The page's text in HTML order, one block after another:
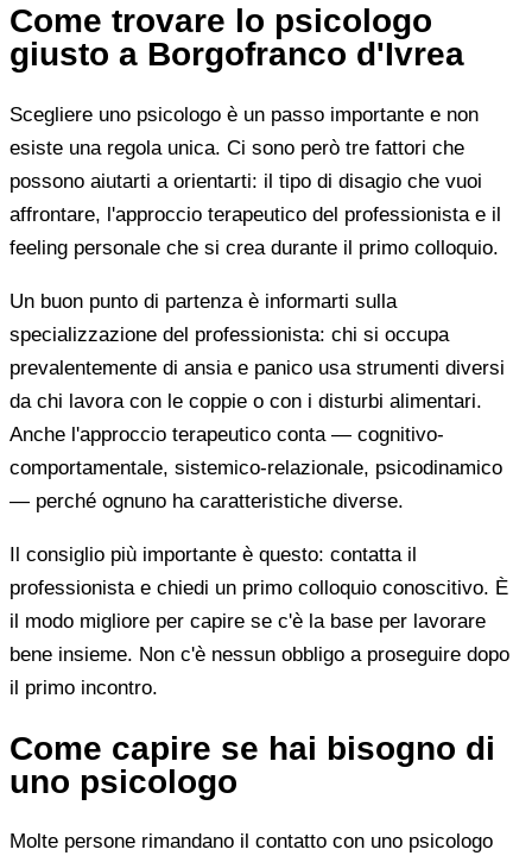
Come trovare lo psicologo
giusto a Borgofranco d'Ivrea
Scegliere uno psicologo è un passo importante e non
esiste una regola unica. Ci sono però tre fattori che
possono aiutarti a orientarti: il tipo di disagio che vuoi
affrontare, l'approccio terapeutico del professionista e il
feeling personale che si crea durante il primo colloquio.
Un buon punto di partenza è informarti sulla
specializzazione del professionista: chi si occupa
prevalentemente di ansia e panico usa strumenti diversi
da chi lavora con le coppie o con i disturbi alimentari.
Anche l'approccio terapeutico conta — cognitivo-
comportamentale, sistemico-relazionale, psicodinamico
— perché ognuno ha caratteristiche diverse.
Il consiglio più importante è questo: contatta il
professionista e chiedi un primo colloquio conoscitivo. È
il modo migliore per capire se c'è la base per lavorare
bene insieme. Non c'è nessun obbligo a proseguire dopo
il primo incontro.
Come capire se hai bisogno di
uno psicologo
Molte persone rimandano il contatto con uno psicologo